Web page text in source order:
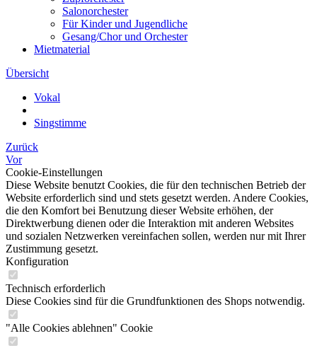
Salonorchester
Für Kinder und Jugendliche
Gesang/Chor und Orchester
Mietmaterial
Übersicht
Vokal
Singstimme
Zurück
Vor
Cookie-Einstellungen
Diese Website benutzt Cookies, die für den technischen Betrieb der
Website erforderlich sind und stets gesetzt werden. Andere Cookies,
die den Komfort bei Benutzung dieser Website erhöhen, der
Direktwerbung dienen oder die Interaktion mit anderen Websites
und sozialen Netzwerken vereinfachen sollen, werden nur mit Ihrer
Zustimmung gesetzt.
Konfiguration
Technisch erforderlich
Diese Cookies sind für die Grundfunktionen des Shops notwendig.
"Alle Cookies ablehnen" Cookie